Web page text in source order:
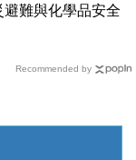
難與化學品安全
Recommended by